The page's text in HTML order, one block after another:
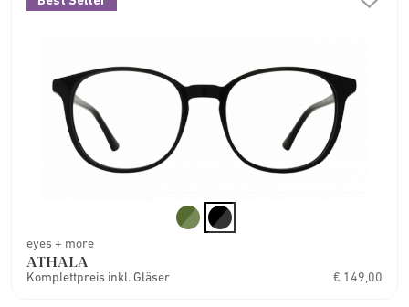
eyes + more
ATHALA
Komplettpreis inkl. Gläser € 149,00